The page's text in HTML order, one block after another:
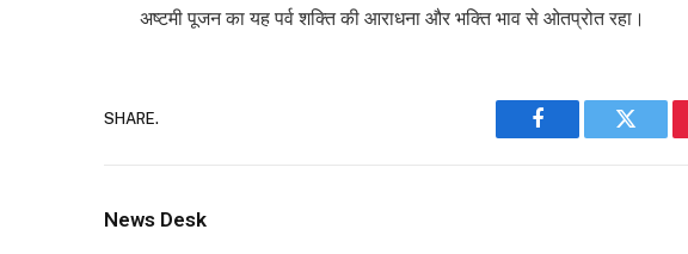
अष्टमी पूजन का यह पर्व शक्ति की आराधना और भक्ति भाव से ओतप्रोत रहा।
SHARE.
Facebook Twitter
News Desk